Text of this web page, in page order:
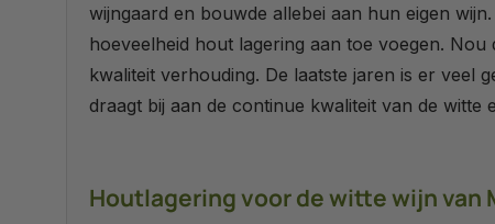
wijngaard en bouwde allebei aan hun eigen
hoeveelheid hout lagering aan toe voegen.
kwaliteit verhouding. De laatste jaren is er veel
draagt bij aan de continue kwaliteit van de witte
Houtlagering voor de witte wijn van